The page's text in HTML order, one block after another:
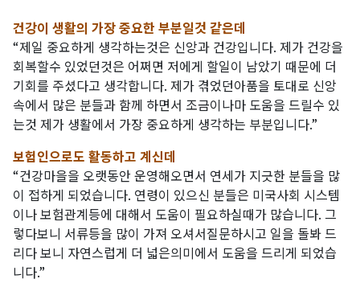
건강이 생활의 가장 중요한 부분일것 같은데
“제일 중요하게 생각하는것은 신앙과 건강입니다. 제가 건강을
회복할수 있었던것은 어쩌면 저에게 할일이 남았기 때문에 더
기회를 주셨다고 생각합니다. 제가 겪었던아품을 토대로 신앙
속에서 많은 분들과 함께 하면서 조금이나마 도움을 드릴수 있
는것 제가 생활에서 가장 중요하게 생각하는 부분입니다.”
보험인으로도 활동하고 계신데
“건강마을을 오랫동안 운영해오면서 연세가 지긋한 분들을 많
이 접하게 되었습니다. 연령이 있으신 분들은 미국사회 시스템
이나 보험관계등에 대해서 도움이 필요하실때가 많습니다. 그
렇다보니 서류등을 많이 가져 오셔서질문하시고 일을 돌봐 드
리다 보니 자연스럽게 더 넓은의미에서 도움을 드리게 되었습
니다.”